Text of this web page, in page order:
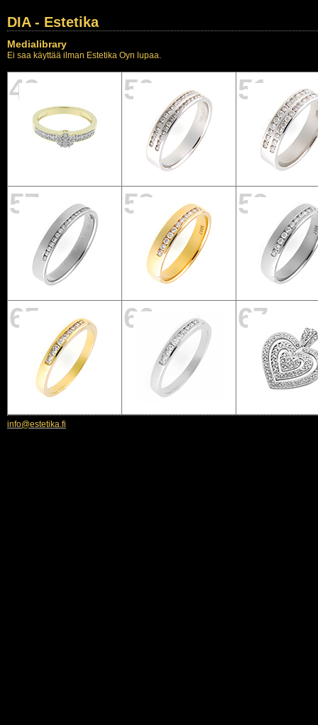
DIA - Estetika
Medialibrary
Ei saa käyttää ilman Estetika Oyn lupaa.
49 50 51
57 58 59
65 66 67
info@estetika.fi